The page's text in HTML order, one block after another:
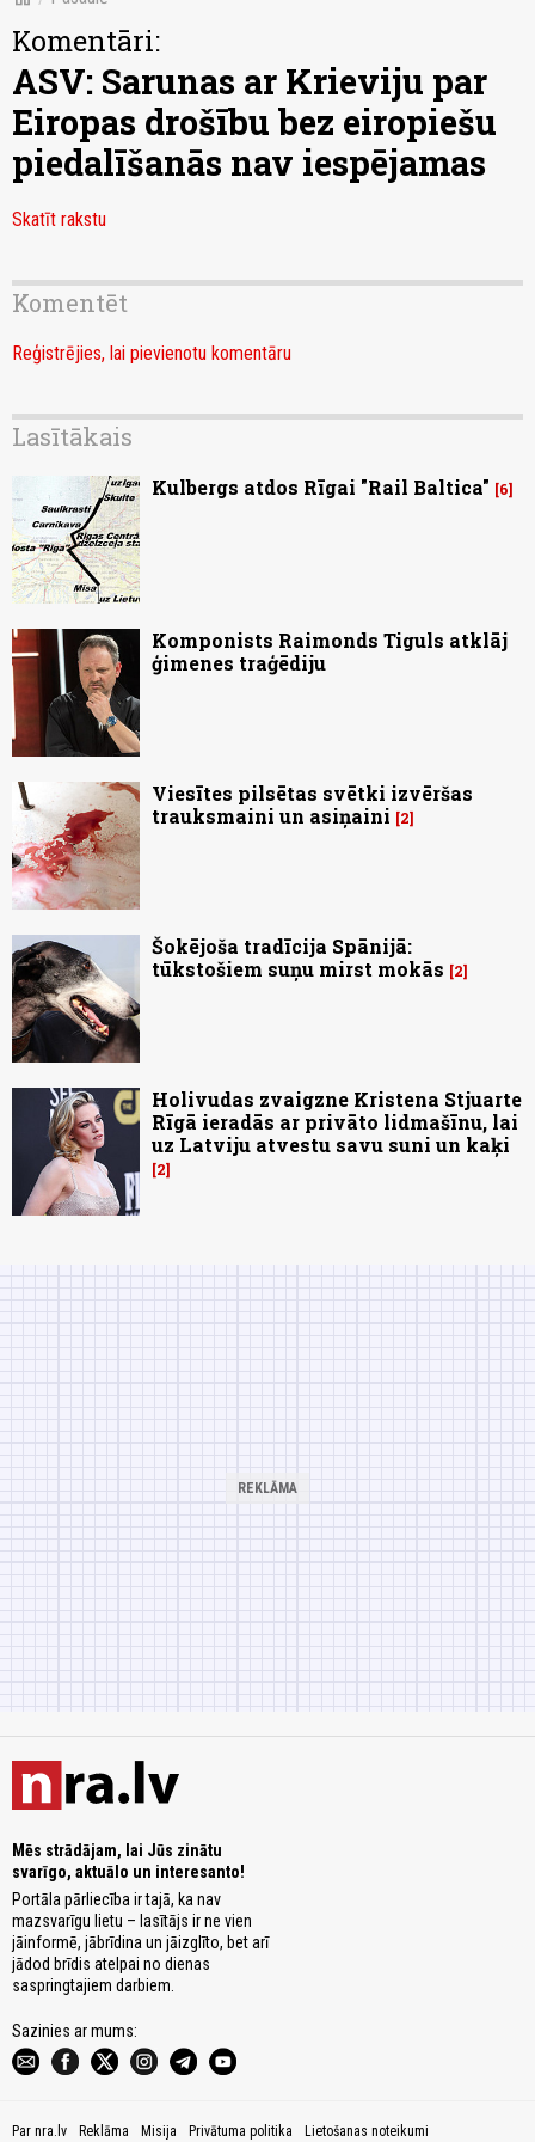
Komentāri:
ASV: Sarunas ar Krieviju par
Eiropas drošību bez eiropiešu
piedalīšanās nav iespējamas
Skatīt rakstu
Komentēt
Reģistrējies, lai pievienotu komentāru
Lasītākais
Kulbergs atdos Rīgai "Rail Baltica" 6
Komponists Raimonds Tiguls atklāj
ģimenes traģēdiju
Viesītes pilsētas svētki izvēršas
trauksmaini un asiņaini
2
Šokējoša tradīcija Spānijā:
tūkstošiem suņu mirst mokās
2
Holivudas zvaigzne Kristena Stjuarte
Rīgā ieradās ar privāto lidmašīnu, lai
uz Latviju atvestu savu suni un kaķi
2
Mēs strādājam, lai Jūs zinātu
svarīgo, aktuālo un interesanto!
Portāla pārliecība ir tajā, ka nav
mazsvarīgu lietu – lasītājs ir ne vien
jāinformē, jābrīdina un jāizglīto, bet arī
jādod brīdis atelpai no dienas
saspringtajiem darbiem.
Sazinies ar mums:
Par nra.lv Reklāma Misija Privātuma politika Lietošanas noteikumi